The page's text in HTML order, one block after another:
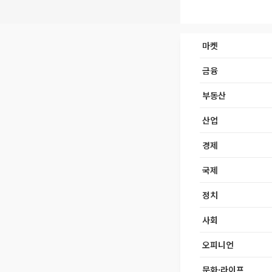
마켓
금융
부동산
산업
경제
국제
정치
사회
오피니언
문화·라이프